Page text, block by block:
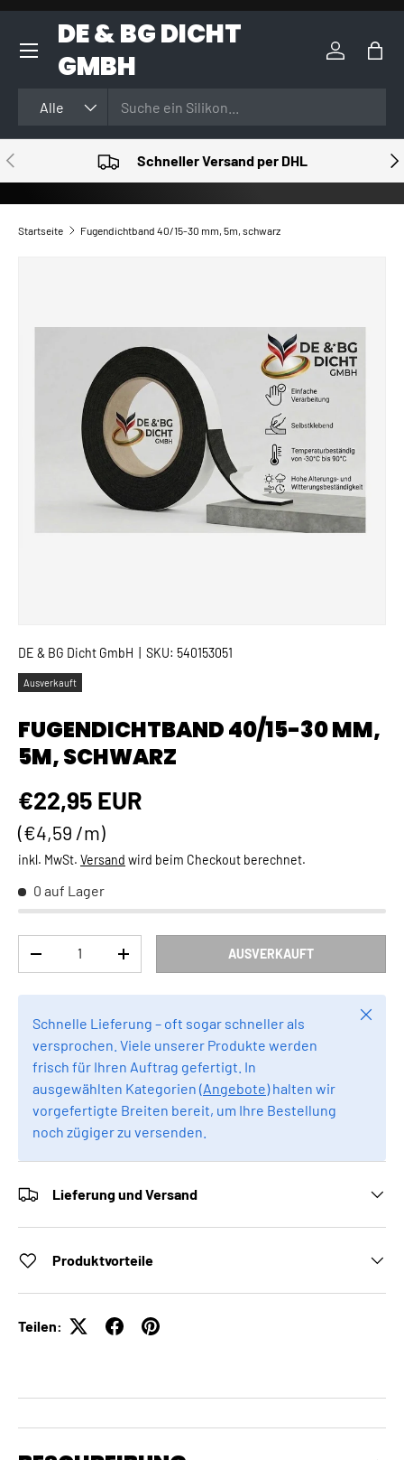
DIREKT ZUM INHALT
DE & BG DICHT
GMBH
Alle
Einloggen
VORHERIGE Schneller Versand per DHL
Startseite Fugendichtband 40/15-30 mm, 5m, schwarz
DE & BG Dicht GmbH SKU: 540153051
Ausverkauft
FUGENDICHTBAND 40/15-30 MM,
5M, SCHWARZ
Normaler Preis
€22,95 EUR
Grundpreis
€4,59 /m
inkl. MwSt. Versand wird beim Checkout berechnet.
0 auf Lager
MENGE VERRINGERNMENGE ERHÖHEN AUSVERKAUFT
Schnelle Lieferung – oft sogar schneller als
versprochen. Viele unserer Produkte werden
frisch für Ihren Auftrag gefertigt. In
ausgewählten Kategorien (Angebote) halten wir
vorgefertigte Breiten bereit, um Ihre Bestellung
noch zügiger zu versenden.
Lieferung und Versand
Produktvorteile
Teilen: